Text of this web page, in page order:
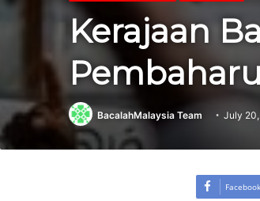
Kerajaan
BacalahMalaysia Team July
Facebook